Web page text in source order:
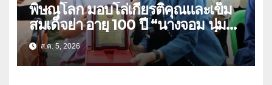
พิษณุโลก มอบโล่เกียรติคุณและเข็ม
สมเด็จย่า อายุ 100 ปี “นางจอม นุ่ม
เนตร” ตำบลบ้านกร่าง อำเภอเมือง
ส.ค. 5, 2026